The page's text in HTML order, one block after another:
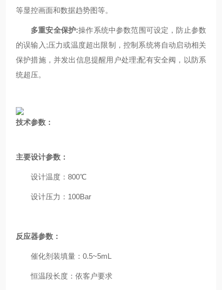
等显控画面和数据趋势图等。
多重安全保护:操作系统中参数范围可设定，防止参数
的误输入;压力或温度超出限制，控制系统将自动启动相关
保护措施，并发出信息提醒用户处理;配有安全阀，以防系
统超压。
技术参数：
主要设计参数：
设计温度：800℃
设计压力：100Bar
反应器参数：
催化剂装填量：0.5~5mL
恒温段长度：依客户要求